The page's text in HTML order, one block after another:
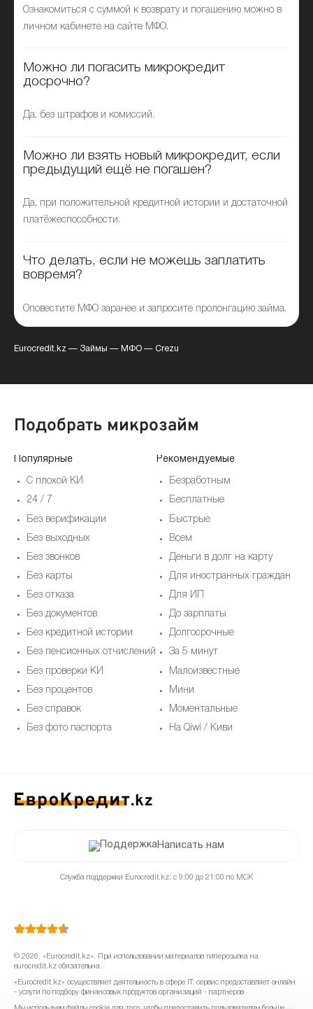
Ознакомиться с суммой к возврату и погашению можно в
личном кабинете на сайте МФО.
Можно ли погасить микрокредит
досрочно?
Да, без штрафов и комиссий.
Можно ли взять новый микрокредит, если
предыдущий ещё не погашен?
Да, при положительной кредитной истории и достаточной
платёжеспособности.
Что делать, если не можешь заплатить
вовремя?
Оповестите МФО заранее и запросите пролонгацию займа.
Eurocredit.kz — Займы — МФО — Crezu
Подобрать микрозайм
Популярные
С плохой КИ
24 / 7
Без верификации
Без выходных
Без звонков
Без карты
Без отказа
Без документов
Без кредитной истории
Без пенсионных отчислений
Без проверки КИ
Без процентов
Без справок
Без фото паспорта
Рекомендуемые
Безработным
Бесплатные
Быстрые
Всем
Деньги в долг на карту
Для иностранных граждан
Для ИП
До зарплаты
Долгосрочные
За 5 минут
Малоизвестные
Мини
Моментальные
На Qiwi / Киви
Написать нам
Служба поддержки Eurocredit.kz: с 9:00 до 21:00 по МСК
© 2026, «Eurocredit.kz». При использовании материалов гиперссылка на
eurocredit.kz обязательна.
«Eurocredit.kz» осуществляет деятельность в сфере IT: сервис предоставляет онлайн
- услуги по подбору финансовых продуктов организаций - партнеров